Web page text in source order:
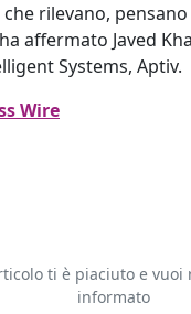
rilevano,
affermato Javed
Systems, Aptiv.
Wire
ti è piaciuto e vuoi
informato